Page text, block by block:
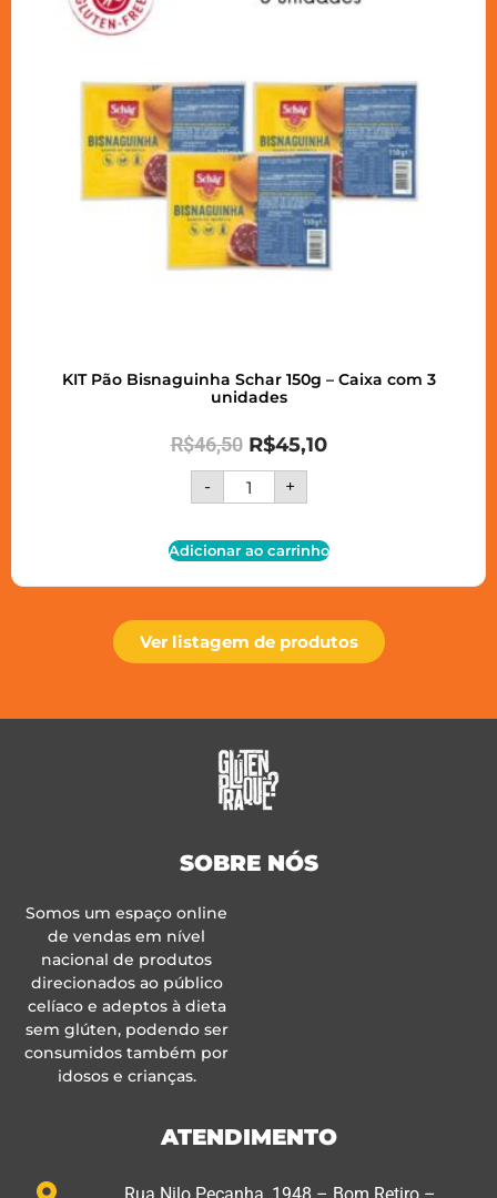
KIT Pão Bisnaguinha Schar 150g – Caixa com 3
unidades
R$46,50 R$45,10
- +
Adicionar ao carrinho
Ver listagem de produtos
SOBRE NÓS
Somos um espaço online
de vendas em nível
nacional de produtos
direcionados ao público
celíaco e adeptos à dieta
sem glúten, podendo ser
consumidos também por
idosos e crianças.
ATENDIMENTO